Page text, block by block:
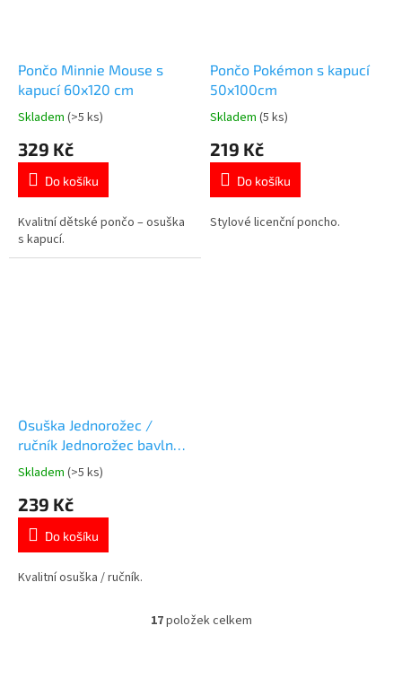
Pončo Minnie Mouse s
kapucí 60x120 cm
Průměrné
produktu
5,0
5
hvězdiček.
Skladem (>5 ks)
329 Kč
Do košíku
Kvalitní dětské pončo – osuška
s kapucí.
Pončo Pokémon s kapucí
50x100cm
Průměrné
produktu
5,0
5
Skladem (5 ks)
219 Kč
Do košíku
Stylové licenční poncho.
Osuška Jednorožec /
ručník Jednorožec bavlna
70x140
Průměrné
produktu
5,0
5
Skladem (>5 ks)
239 Kč
Do košíku
Kvalitní osuška / ručník.
O
17položek celkem